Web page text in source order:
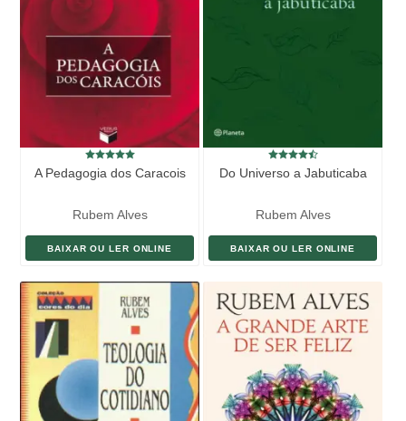
A Pedagogia dos Caracois
Rubem Alves
BAIXAR OU LER ONLINE
Do Universo a Jabuticaba
Rubem Alves
BAIXAR OU LER ONLINE